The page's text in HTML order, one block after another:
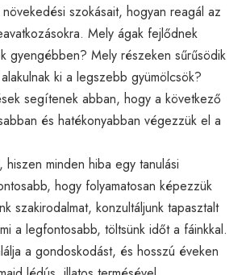
szokásait, hogyan reagál az
Mely ágak fejlődnek
gyengébben? Mely részeken sűrűsödik
ki a legszebb gyümölcsök?
segítenek abban, hogy a következő
és hatékonyabban végezzük el a
minden hiba egy tanulási
hogy folyamatosan képezzük
szakirodalmat, konzultáljunk tapasztalt
a legfontosabb, töltsünk időt a fáinkkal.
a gondoskodást, és hosszú éveken